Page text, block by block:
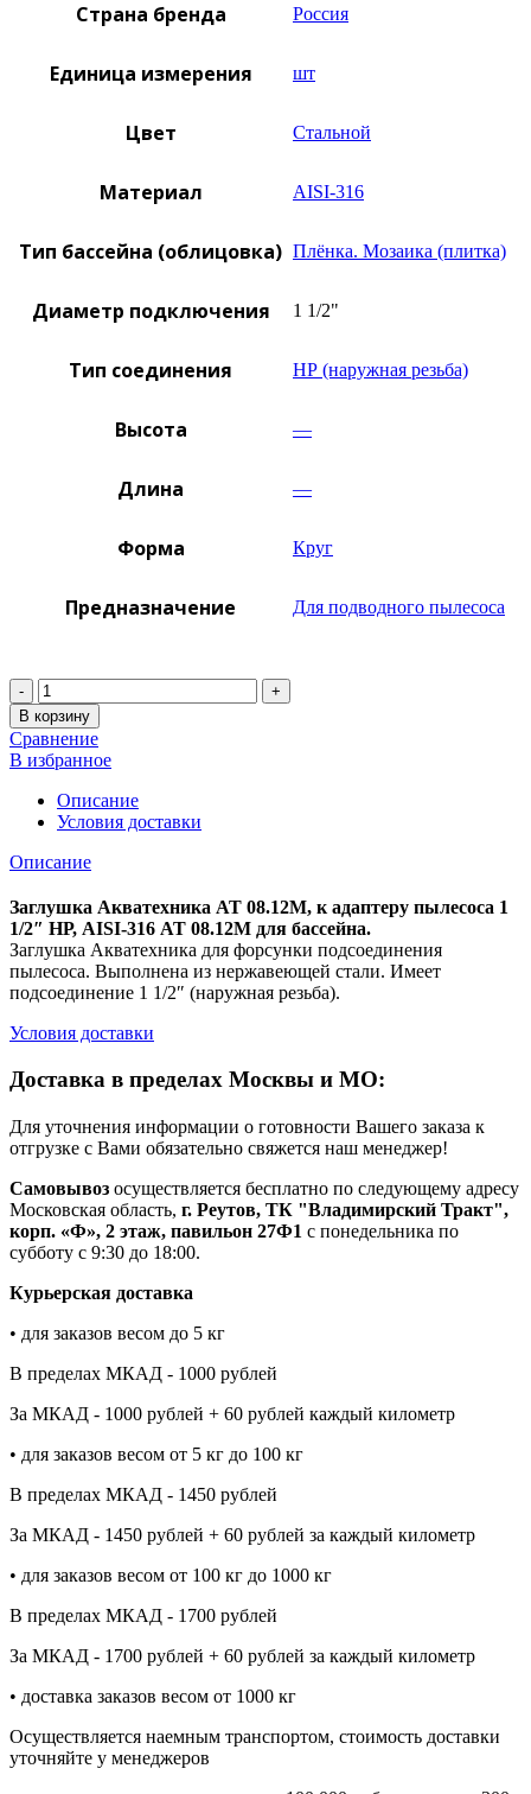
Страна бренда Россия
Единица измерения шт
Цвет Стальной
Материал AISI-316
Тип бассейна (облицовка) Плёнка. Мозаика (плитка)
Диаметр подключения 1 1/2"
Тип соединения НР (наружная резьба)
Высота —
Длина —
Форма Круг
Предназначение Для подводного пылесоса
Количество
В корзину
Сравнение
В избранное
Описание
Условия доставки
Описание
Заглушка Акватехника АТ 08.12М, к адаптеру пылесоса 1
1/2″ НР, AISI-316 АТ 08.12М для бассейна.
Заглушка Акватехника для форсунки подсоединения
пылесоса. Выполнена из нержавеющей стали. Имеет
подсоединение 1 1/2″ (наружная резьба).
Условия доставки
Доставка в пределах Москвы и МО:
Для уточнения информации о готовности Вашего заказа к
отгрузке с Вами обязательно свяжется наш менеджер!
Самовывоз осуществляется бесплатно по следующему адресу
Московская область, г. Реутов, ТК "Владимирский Тракт",
корп. «Ф», 2 этаж, павильон 27Ф1 с понедельника по
субботу с 9:30 до 18:00.
Курьерская доставка
• для заказов весом до 5 кг
В пределах МКАД - 1000 рублей
За МКАД - 1000 рублей + 60 рублей каждый километр
• для заказов весом от 5 кг до 100 кг
В пределах МКАД - 1450 рублей
За МКАД - 1450 рублей + 60 рублей за каждый километр
• для заказов весом от 100 кг до 1000 кг
В пределах МКАД - 1700 рублей
За МКАД - 1700 рублей + 60 рублей за каждый километр
• доставка заказов весом от 1000 кг
Осуществляется наемным транспортом, стоимость доставки
уточняйте у менеджеров